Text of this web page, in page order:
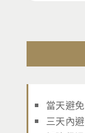
當天避
三天內